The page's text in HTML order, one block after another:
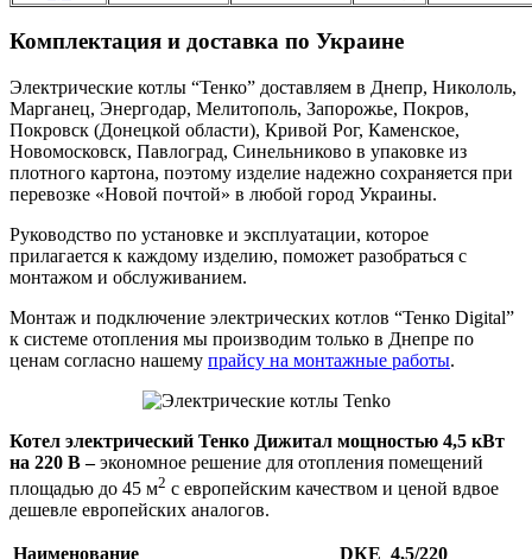
Комплектация и доставка по Украине
Электрические котлы “Тенко” доставляем в Днепр, Никололь,
Марганец, Энергодар, Мелитополь, Запорожье, Покров,
Покровск (Донецкой области), Кривой Рог, Каменское,
Новомосковск, Павлоград, Синельниково в упаковке из
плотного картона, поэтому изделие надежно сохраняется при
перевозке «Новой почтой» в любой город Украины.
Руководство по установке и эксплуатации, которое
прилагается к каждому изделию, поможет разобраться с
монтажом и обслуживанием.
Монтаж и подключение электрических котлов “Тенко Digital”
к системе отопления мы производим только в Днепре по
ценам согласно нашему прайсу на монтажные работы.
Котел электрический Тенко Дижитал мощностью 4,5 кВт
на 220 В –экономное решение для отопления помещений
площадью до 45 м2 с европейским качеством и ценой вдвое
дешевле европейских аналогов.
Наименование
DКЕ_4,5/220